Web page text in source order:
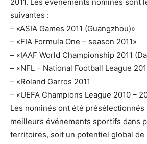
suivantes :
– «ASIA Games 2011 (Guangzhou)»
– «FIA Formula One – season 2011»
– «IAAF World Championship 2011
– «NFL – National Football League
– «Roland Garros 2011
– «UEFA Champions League 2010 –
Les nominés ont été présélectionnés
meilleurs événements sportifs dans
territoires, soit un potentiel global de